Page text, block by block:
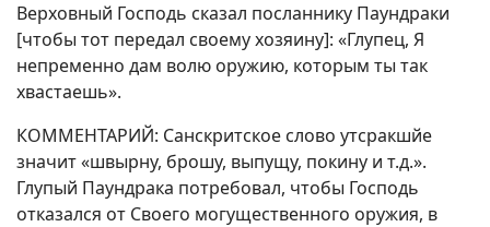
Верховный Господь сказал посланнику Паундраки
[чтобы тот передал своему хозяину]: «Глупец, Я
непременно дам волю оружию, которым ты так
хвастаешь».
КОММЕНТАРИЙ: Санскритское слово утсракшйе
значит «швырну, брошу, выпущу, покину и т.д.».
Глупый Паундрака потребовал, чтобы Господь
отказался от Своего могущественного оружия, в